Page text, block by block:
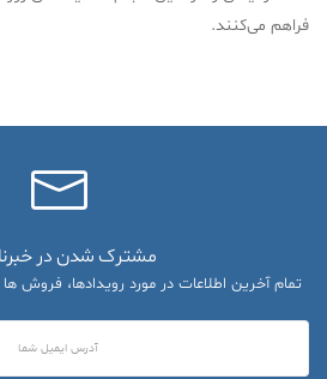
فراهم می‌کنند.
مشترک شدن در
تمام آخرین اطلاعات در مورد رویدادها، فروش